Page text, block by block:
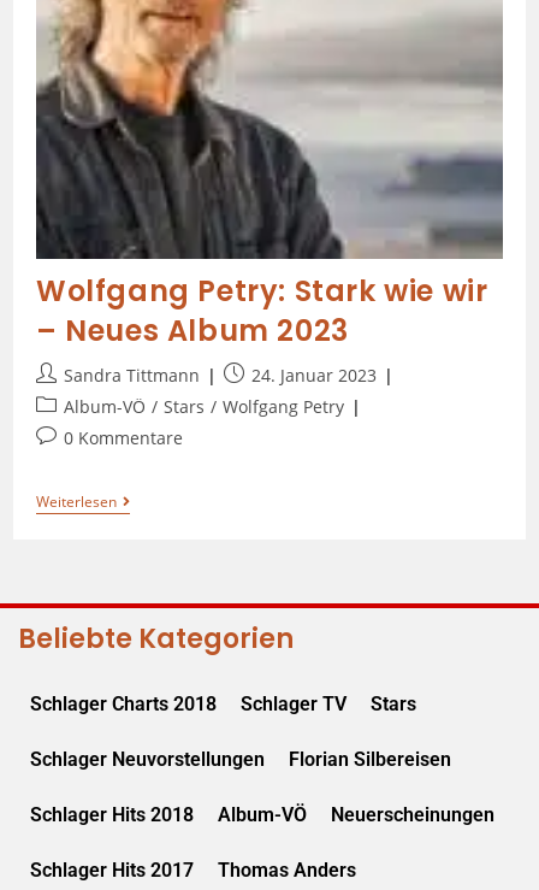
Wolfgang Petry: Stark wie wir
– Neues Album 2023
Sandra Tittmann
24. Januar 2023
Album-VÖ / Stars / Wolfgang Petry
0 Kommentare
Weiterlesen
Beliebte Kategorien
Schlager Charts 2018 Schlager TV Stars
Schlager Neuvorstellungen Florian Silbereisen
Schlager Hits 2018 Album-VÖ Neuerscheinungen
Schlager Hits 2017 Thomas Anders